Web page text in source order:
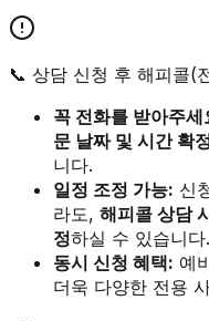
📞 상담 신청 후 해피콜(
꼭 전화를 받아주세
문 날짜 및 시간 확
니다.
일정 조정 가능: 신
라도, 해피콜 상담
정하실 수 있습니다.
동시 신청 혜택: 예
더욱 다양한 전용